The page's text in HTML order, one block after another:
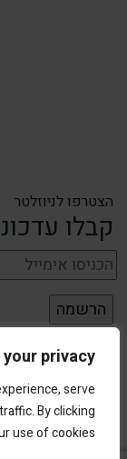
your privacy
serve
By clicking
use of cookies.
הצטרפו לניוזלטר
קבלו